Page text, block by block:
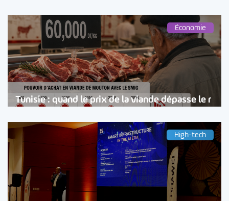
Économie
Tunisie : quand le prix de la viande dépasse le r
High-tech